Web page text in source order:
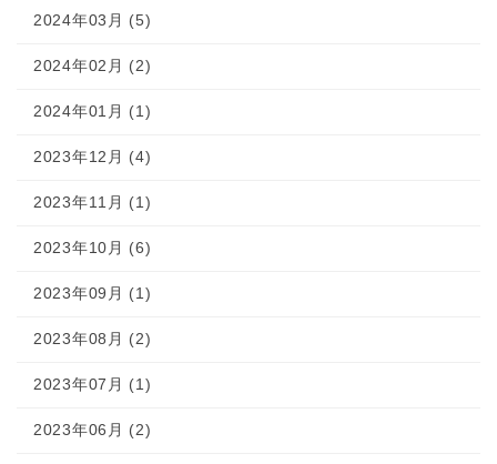
2024年03月 (5)
2024年02月 (2)
2024年01月 (1)
2023年12月 (4)
2023年11月 (1)
2023年10月 (6)
2023年09月 (1)
2023年08月 (2)
2023年07月 (1)
2023年06月 (2)